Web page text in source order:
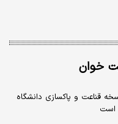
خوان
قناعت و پاکسازی دانشگاه
است